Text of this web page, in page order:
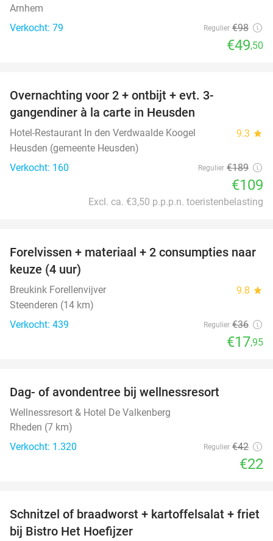
Arnhem
Verkocht: 79
Regulier €98
€49,50
Overnachting voor 2 + ontbijt + evt. 3-
gangendiner à la carte in Heusden
Hotel-Restaurant In den Verdwaalde Koogel 9.3 star
Heusden (gemeente Heusden)
Verkocht: 160
Regulier €189
€109
Excl. ca. €3,50 p.p.p.n. toeristenbelasting
50%
Forelvissen + materiaal + 2 consumpties naar
keuze (4 uur)
Breukink Forellenvijver 9.8 star
Steenderen (14 km)
Verkocht: 439
Regulier €36
€17,95
Dag- of avondentree bij wellnessresort
Wellnessresort & Hotel De Valkenberg
Rheden (7 km)
Verkocht: 1.320
Regulier €42
€22
51%
Schnitzel of braadworst + kartoffelsalat + friet
bij Bistro Het Hoefijzer